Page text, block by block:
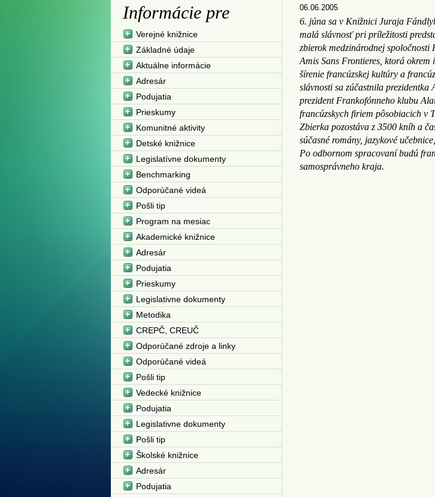
06.06.2005
6. júna sa v Knižnici Juraja
malá slávnosť pri príležitosti
zbierok medzinárodnej spoločnosti
Amis Sans Frontieres, ktorá
šírenie francúzskej kultúry a
slávnosti sa zúčastnila prezidentka
prezident Frankofónneho klubu
francúzskych firiem pôsobiacich v
Zbierka pozostáva z 3500 kníh a
súčasné romány, jazykové
Po odbornom spracovaní budú
samosprávneho kraja.
Informácie pre
Verejné knižnice
Základné údaje
Aktuálne informácie
Adresár
Podujatia
Prieskumy
Komunitné aktivity
Detské knižnice
Legislatívne dokumenty
Benchmarking
Odporúčané videá
Pošli tip
Program na mesiac
Akademické knižnice
Adresár
Podujatia
Prieskumy
Legislativne dokumenty
Metodika
CREPČ, CREUČ
Odporúčané zdroje a linky
Odporúčané videá
Pošli tip
Vedecké knižnice
Podujatia
Legislativne dokumenty
Pošli tip
Školské knižnice
Adresár
Podujatia